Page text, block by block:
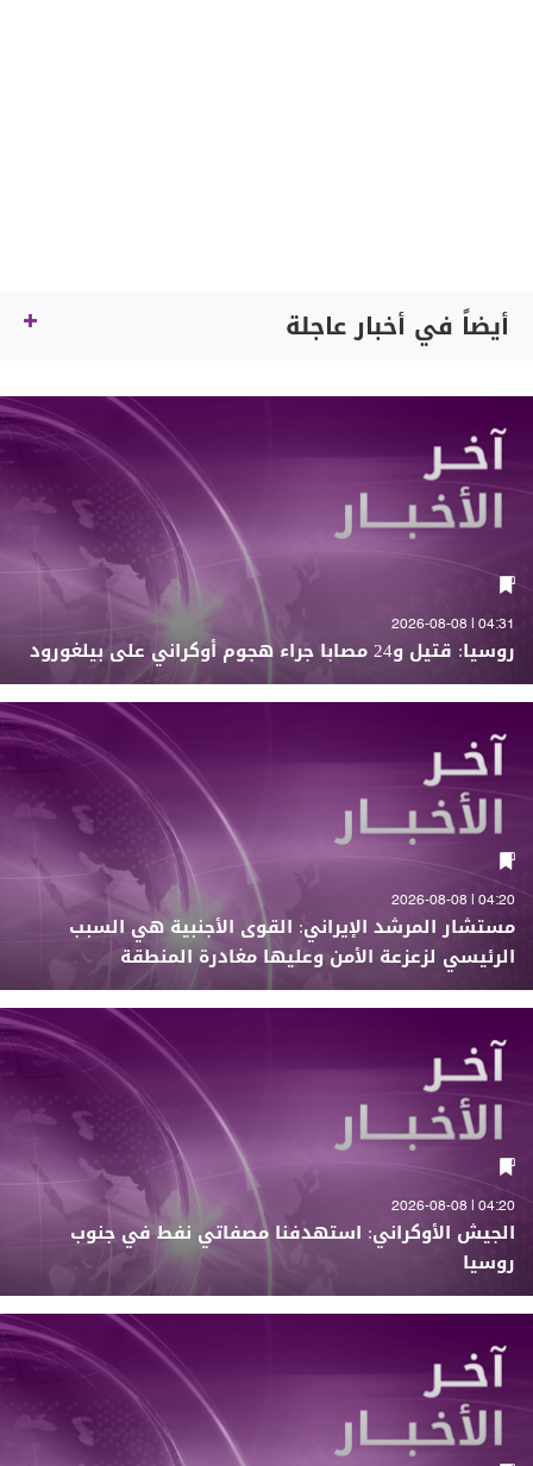
أيضاً في أخبار عاجلة
04:31 | 2026-08-08
روسيا: قتيل و24 مصابا جراء هجوم أوكراني على بيلغورود
04:20 | 2026-08-08
مستشار المرشد الإيراني: القوى الأجنبية هي السبب
الرئيسي لزعزعة الأمن وعليها مغادرة المنطقة
04:20 | 2026-08-08
الجيش الأوكراني: استهدفنا مصفاتي نفط في جنوب
روسيا